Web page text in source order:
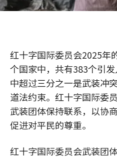
红十字国际委员会2025年
个国家中，共有383个引
中超过三分之一是武装冲
道法约束。红十字国际委
武装团体保持联系，以协
促进对平民的尊重。
红十字国际委员会武装团